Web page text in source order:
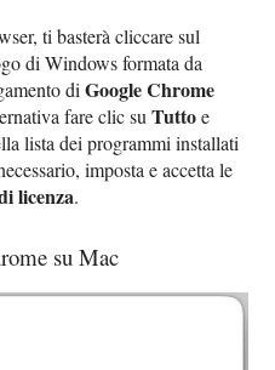
ti basterà cliccare sul
di Windows formata da
diGoogle Chrome
fare clic suTuttoe
lista dei programmi installati
imposta e accetta le
licenza.
su Mac